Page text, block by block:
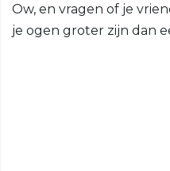
Ow, en vragen of je
je ogen groter zijn dan